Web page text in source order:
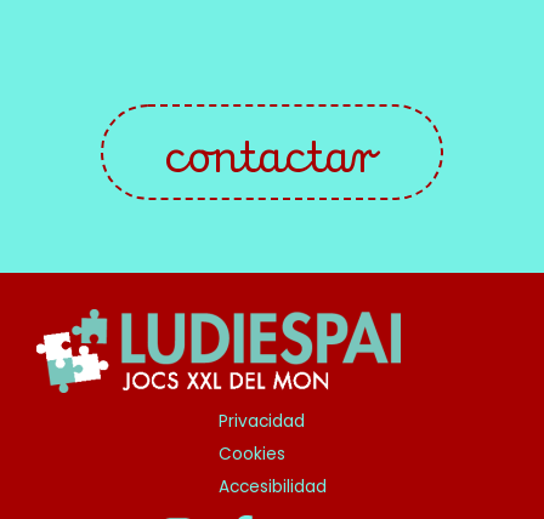
contactar
Privacidad
Cookies
Accesibilidad